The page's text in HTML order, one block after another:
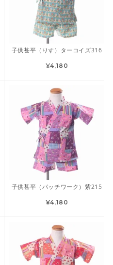
子供甚平（りす）ターコイズ316
¥4,180
子供甚平（パッチワーク）紫215
¥4,180